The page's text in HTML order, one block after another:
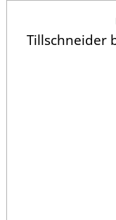
Tillschneider